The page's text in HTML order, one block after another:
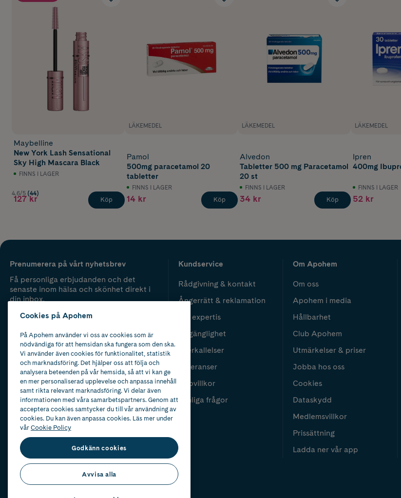
Maybelline
New York Lash Sensational
Sky High Mascara Black
FINNS I LAGER
4.6/5 (44)
127 kr Köp
LÄKEMEDEL
Pamol
500mg paracetamol 20
tabletter
FINNS I LAGER
14 kr Köp
LÄKEMEDEL
Alvedon
Tabletter 500 mg Paracetamol
20 st
FINNS I LAGER
34 kr Köp
LÄKEMEDEL
Ipren
400mg
FINNS I LAGER
52 kr
Prenumerera på vårt nyhetsbrev
Få personliga erbjudanden och det
senaste inom hälsa och skönhet direkt i
din inbox.
Kundservice
Rådgivning & kontakt
Ångerrätt & reklamation
Vår expertis
Tillgänglighet
Återkallelser
Leveranser
Köpvillkor
Vanliga frågor
Om Apohem
Om oss
Apohem i media
Hållbarhet
Club Apohem
Utmärkelser & priser
Jobba hos oss
Cookies
Dataskydd
Medlemsvillkor
Prissättning
Ladda ner vår app
Cookies på Apohem
På Apohem använder vi oss av cookies som är
nödvändiga för att hemsidan ska fungera som den ska.
Vi använder även cookies för funktionalitet, statistik
och marknadsföring. Det hjälper oss att följa och
analysera beteenden på vår hemsida, så att vi kan ge
en mer personaliserad upplevelse och anpassa innehåll
samt rikta relevant marknadsföring. Vi delar även
informationen med våra samarbetspartners. Genom att
acceptera cookies samtycker du till vår användning av
cookies. Du kan även anpassa cookies. Läs mer under
vårCookie Policy
Godkänn cookies
Avvisa alla